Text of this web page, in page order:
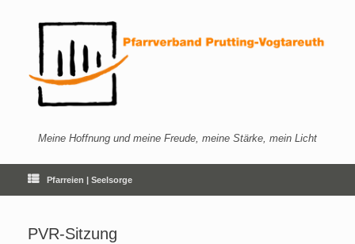
Meine Hoffnung und meine Freude, meine Stärke, mein Licht
Pfarreien | Seelsorge
PVR-Sitzung